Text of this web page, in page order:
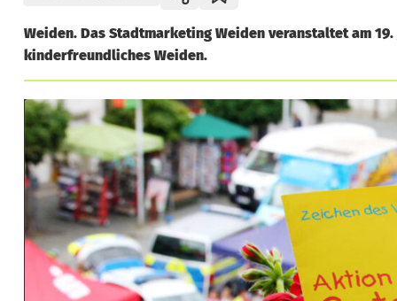
Weiden. Das Stadtmarketing Weiden veranstaltet am
kinderfreundliches Weiden.
A
k
t
i
o